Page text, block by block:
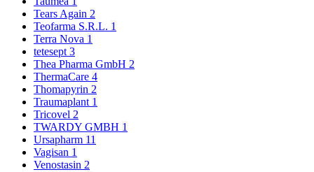
Tears Again 2
Teofarma S.R.L. 1
Terra Nova 1
tetesept 3
Thea Pharma GmbH 2
ThermaCare 4
Thomapyrin 2
Traumaplant 1
Tricovel 2
TWARDY GMBH 1
Ursapharm 11
Vagisan 1
Venostasin 2